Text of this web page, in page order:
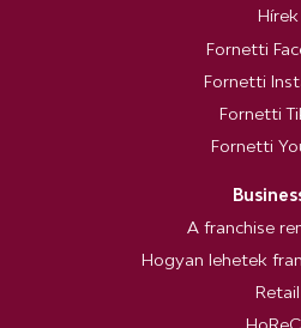
Hírek
Fornetti
Fornetti
Fornetti
Fornetti
A franchise
Hogyan lehetek
Retail